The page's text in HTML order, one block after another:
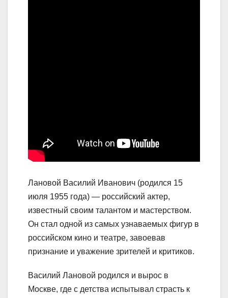
Лановой Василий Иванович (родился 15
июля 1955 года) — российский актер,
известный своим талантом и мастерством.
Он стал одной из самых узнаваемых фигур в
российском кино и театре, завоевав
признание и уважение зрителей и критиков.
Василий Лановой родился и вырос в
Москве, где с детства испытывал страсть к